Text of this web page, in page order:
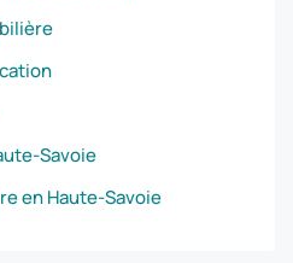
Savoie
en Haute-Savoie